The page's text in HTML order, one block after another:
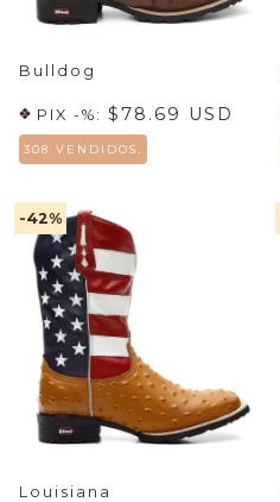
Bulldog
PIX -%: $78.69 USD
308 VENDIDOS.
-42%
Louisiana